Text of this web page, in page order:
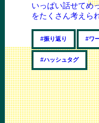
いっぱい話せてめ
をたくさん考えら
#振り返り #ワ
#ハッシュタグ